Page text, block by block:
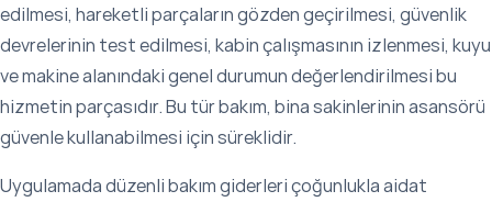
edilmesi, hareketli parçaların gözden geçirilmesi, güvenlik
devrelerinin test edilmesi, kabin çalışmasının izlenmesi, kuyu
ve makine alanındaki genel durumun değerlendirilmesi bu
hizmetin parçasıdır. Bu tür bakım, bina sakinlerinin asansörü
güvenle kullanabilmesi için süreklidir.
Uygulamada düzenli bakım giderleri çoğunlukla aidat